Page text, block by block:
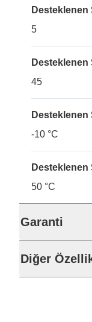
Desteklenen
5
Desteklenen
45
Desteklenen
-10 °C
Desteklenen
50 °C
Garanti
Diğer